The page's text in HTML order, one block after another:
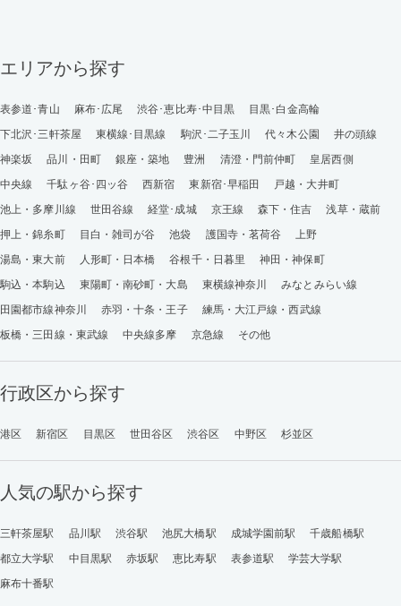
エリアから探す
表参道･青山 麻布･広尾 渋谷･恵比寿･中目黒
目黒･白金高輪
下北沢･三軒茶屋
東横線･目黒線 駒沢･二子玉川 代々木公園
井の頭線
神楽坂
品川・田町 銀座・築地 豊洲 清澄・門前仲町
皇居西側
中央線
千駄ヶ谷･四ッ谷 西新宿 東新宿･早稲田
戸越・大井町
池上・多摩川線
世田谷線 経堂･成城 京王線 森下・住吉
浅草・蔵前
押上・錦糸町
目白・雑司が谷 池袋 護国寺・茗荷谷
上野
湯島・東大前
人形町・日本橋 谷根千・日暮里
神田・神保町
駒込・本駒込
東陽町・南砂町・大島 東横線神奈川
みなとみらい線
田園都市線神奈川
赤羽・十条・王子
練馬・大江戸線・西武線
板橋・三田線・東武線
中央線多摩 京急線 その他
行政区から探す
港区 新宿区 目黒区 世田谷区 渋谷区 中野区 杉並区
人気の駅から探す
三軒茶屋駅 品川駅 渋谷駅 池尻大橋駅 成城学園前駅
千歳船橋駅
都立大学駅
中目黒駅 赤坂駅 恵比寿駅 表参道駅
学芸大学駅
麻布十番駅